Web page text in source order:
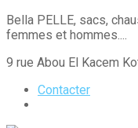
Bella PELLE, sacs,
femmes et hommes....
9 rue Abou El Kacem
Contacter